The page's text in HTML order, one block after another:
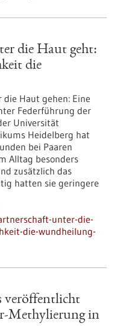
die Haut geht:
die
Haut gehen: Eine
Federführung der
Universität
Heidelberg hat
bei Paaren
Alltag besonders
zusätzlich das
hatten sie geringere
unter-die-
die-wundheilung-
veröffentlicht
Methylierung in